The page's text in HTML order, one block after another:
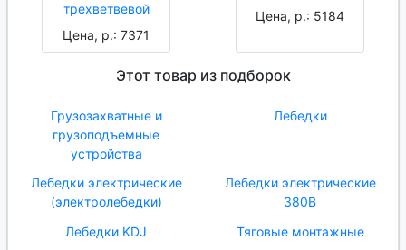
трехветвевой
Цена, р.: 7371
Цена, р.: 5184
Этот товар из подборок
Грузозахватные и
грузоподъемные
устройства
Лебедки
Лебедки электрические
(электролебедки)
Лебедки электрические
380В
Лебедки KDJ
Тяговые монтажные